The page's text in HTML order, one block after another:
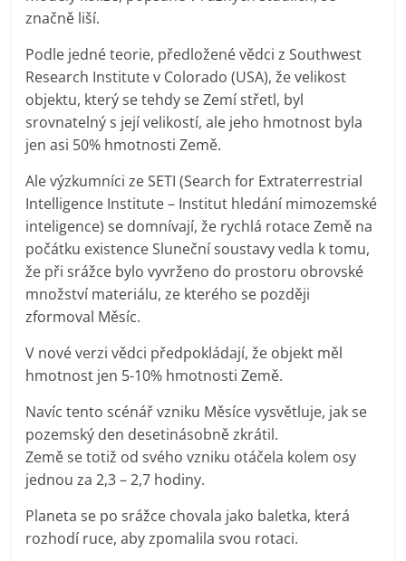
značně liší.
Podle jedné teorie, předložené vědci z Southwest
Research Institute v Colorado (USA), že velikost
objektu, který se tehdy se Zemí střetl, byl
srovnatelný s její velikostí, ale jeho hmotnost byla
jen asi 50% hmotnosti Země.
Ale výzkumníci ze SETI (Search for Extraterrestrial
Intelligence Institute – Institut hledání mimozemské
inteligence) se domnívají, že rychlá rotace Země na
počátku existence Sluneční soustavy vedla k tomu,
že při srážce bylo vyvrženo do prostoru obrovské
množství materiálu, ze kterého se později
zformoval Měsíc.
V nové verzi vědci předpokládají, že objekt měl
hmotnost jen 5-10% hmotnosti Země.
Navíc tento scénář vzniku Měsíce vysvětluje, jak se
pozemský den desetinásobně zkrátil.
Země se totiž od svého vzniku otáčela kolem osy
jednou za 2,3 – 2,7 hodiny.
Planeta se po srážce chovala jako baletka, která
rozhodí ruce, aby zpomalila svou rotaci.